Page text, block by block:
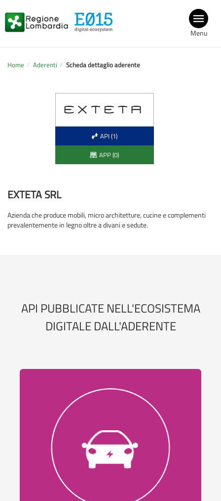
Menu
Home Aderenti Scheda dettaglio aderente
API (1)
APP (0)
EXTETA SRL
Azienda che produce mobili, micro architetture, cucine e complementi
prevalentemente in legno oltre a divani e sedute.
API PUBBLICATE NELL'ECOSISTEMA
DIGITALE DALL'ADERENTE